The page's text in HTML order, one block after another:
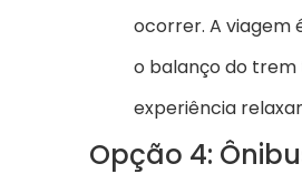
ocorrer. A viagem
o balanço do
experiência
Opção 4: